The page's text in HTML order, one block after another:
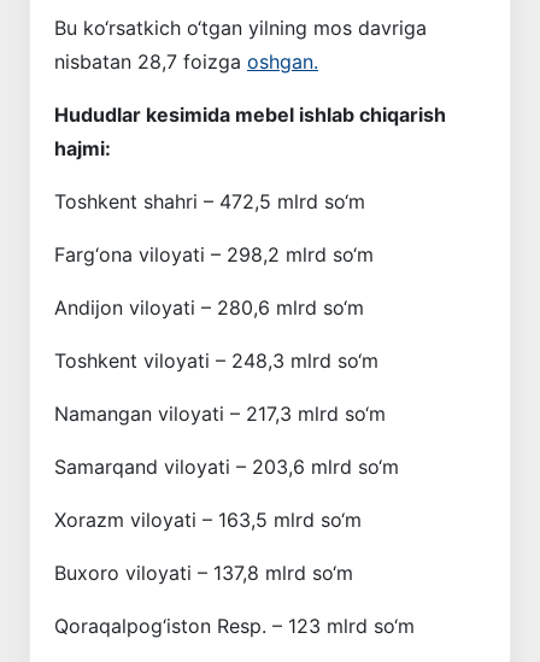
Bu ko‘rsatkich o‘tgan yilning mos davriga
nisbatan 28,7 foizga oshgan.
Hududlar kesimida mebel ishlab chiqarish
hajmi:
Toshkent shahri – 472,5 mlrd so‘m
Farg‘ona viloyati – 298,2 mlrd so‘m
Andijon viloyati – 280,6 mlrd so‘m
Toshkent viloyati – 248,3 mlrd so‘m
Namangan viloyati – 217,3 mlrd so‘m
Samarqand viloyati – 203,6 mlrd so‘m
Xorazm viloyati – 163,5 mlrd so‘m
Buxoro viloyati – 137,8 mlrd so‘m
Qoraqalpog‘iston Resp. – 123 mlrd so‘m